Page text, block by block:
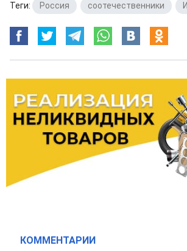
Теги: Россия соотечественники
КОММЕНТАРИИ